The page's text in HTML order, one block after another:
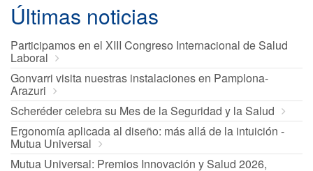
Últimas noticias
Participamos en el XIII Congreso Internacional de Salud
Laboral
Gonvarri visita nuestras instalaciones en Pamplona-
Arazuri
Scheréder celebra su Mes de la Seguridad y la Salud
Ergonomía aplicada al diseño: más allá de la intuición -
Mutua Universal
Mutua Universal: Premios Innovación y Salud 2026,